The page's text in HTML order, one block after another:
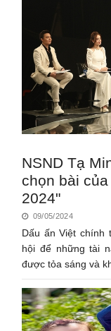
NSND Tạ
chọn bài
2024"
09/05/2024
Dấu ấn Việt
hội để những tài
được tỏa sáng và